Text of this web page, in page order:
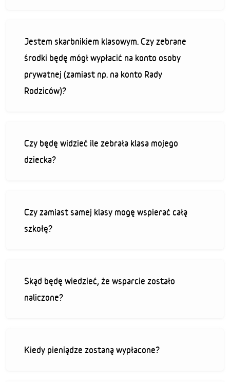
Jestem skarbnikiem klasowym. Czy zebrane
środki będę mógł wypłacić na konto osoby
prywatnej (zamiast np. na konto Rady
Rodziców)?
Czy będę widzieć ile zebrała klasa mojego
dziecka?
Czy zamiast samej klasy mogę wspierać całą
szkołę?
Skąd będę wiedzieć, że wsparcie zostało
naliczone?
Kiedy pieniądze zostaną wypłacone?